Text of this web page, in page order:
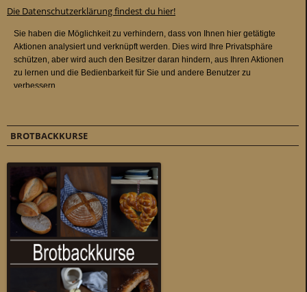
Die Datenschutzerklärung findest du hier!
BROTBACKKURSE